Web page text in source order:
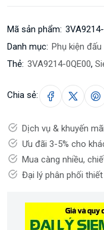
Mã sản phẩm:
Danh mục: Phụ kiện
Thẻ: 3VA9214-0QE00,
Chia sẻ:
Dịch vụ & khuyến mãi
Ưu đãi 3-5% cho
Mua càng nhiều,
Đại lý phân phối